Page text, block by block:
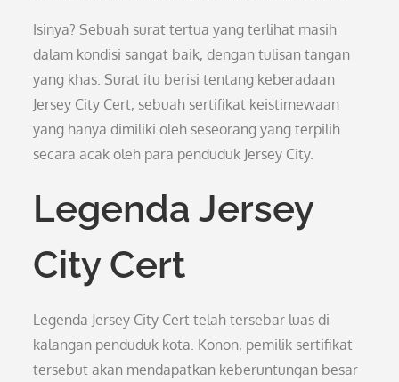
Isinya? Sebuah surat tertua yang terlihat masih
dalam kondisi sangat baik, dengan tulisan tangan
yang khas. Surat itu berisi tentang keberadaan
Jersey City Cert, sebuah sertifikat keistimewaan
yang hanya dimiliki oleh seseorang yang terpilih
secara acak oleh para penduduk Jersey City.
Legenda Jersey
City Cert
Legenda Jersey City Cert telah tersebar luas di
kalangan penduduk kota. Konon, pemilik sertifikat
tersebut akan mendapatkan keberuntungan besar